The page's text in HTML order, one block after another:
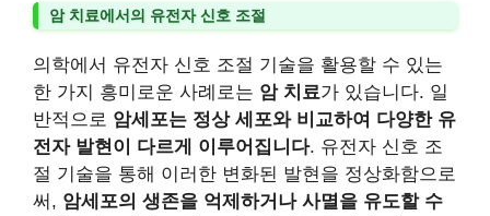
암 치료에서의 유전자 신호 조절
의학에서 유전자 신호 조절 기술을 활용할 수 있는
한 가지 흥미로운 사례로는 암 치료가 있습니다. 일
반적으로 암세포는 정상 세포와 비교하여 다양한 유
전자 발현이 다르게 이루어집니다. 유전자 신호 조
절 기술을 통해 이러한 변화된 발현을 정상화함으로
써, 암세포의 생존을 억제하거나 사멸을 유도할 수